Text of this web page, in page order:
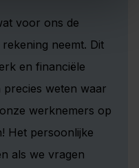
voor ons de
neemt. Dit
en financiële
precies weten waar
werknemers op
Het persoonlijke
als we vragen